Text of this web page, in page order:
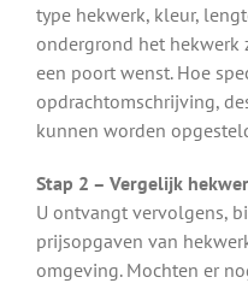
type hekwerk, kleur,
ondergrond het
een poort wenst. Hoe
opdrachtomschrijving,
kunnen worden
Stap 2 – Vergelijk
U ontvangt vervolgens,
prijsopgaven van
omgeving. Mochten er